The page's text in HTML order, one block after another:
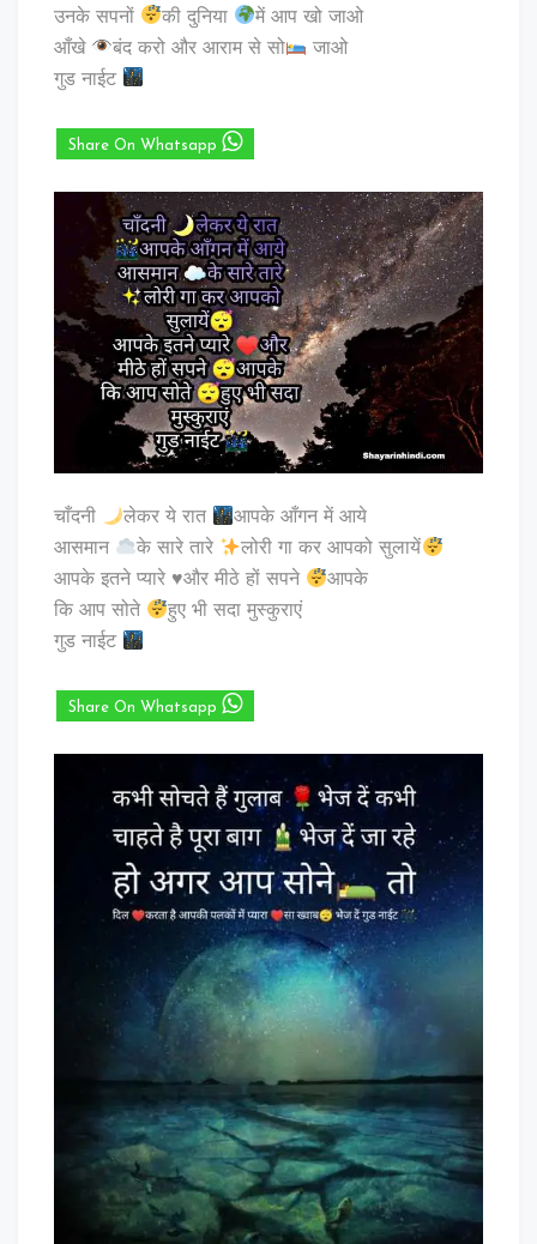
उनके सपनों
की दुनिया
में आप खो जाओ
आँखे
बंद करो और आराम से सो
जाओ
गुड नाईट
Share On Whatsapp
चाँदनी लेकर ये रात
आपके आँगन में आये
आसमान
के सारे तारे
लोरी गा कर आपको सुलायें
आपके इतने प्यारे ♥️और मीठे हों सपने
आपके
कि आप सोते
हुए भी सदा मुस्कुराएं
गुड नाईट
Share On Whatsapp